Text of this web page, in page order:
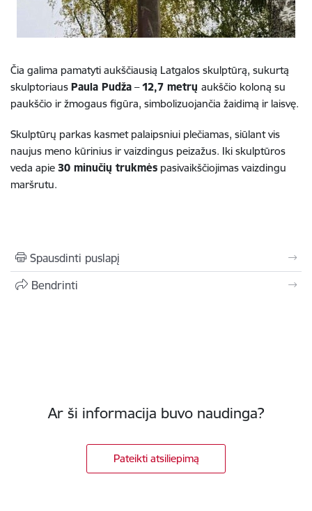
Čia galima pamatyti aukščiausią Latgalos skulptūrą, sukurtą
skulptoriaus Paula Pudža –12,7 metrų aukščio koloną su
paukščio ir žmogaus figūra, simbolizuojančia žaidimą ir laisvę.
Skulptūrų parkas kasmet palaipsniui plečiamas, siūlant vis
naujus meno kūrinius ir vaizdingus peizažus. Iki skulptūros
veda apie 30 minučių trukmės pasivaikščiojimas vaizdingu
maršrutu.
Spausdinti puslapį
Bendrinti
Ar ši informacija buvo naudinga?
Pateikti atsiliepimą